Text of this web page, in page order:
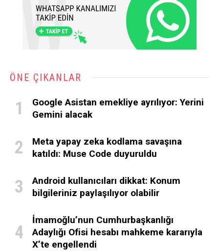
ÖNE ÇIKANLAR
Google Asistan emekliye ayrılıyor: Yerini
Gemini alacak
Meta yapay zeka kodlama savaşına
katıldı: Muse Code duyuruldu
Android kullanıcıları dikkat: Konum
bilgileriniz paylaşılıyor olabilir
İmamoğlu’nun Cumhurbaşkanlığı
Adaylığı Ofisi hesabı mahkeme kararıyla
X’te engellendi